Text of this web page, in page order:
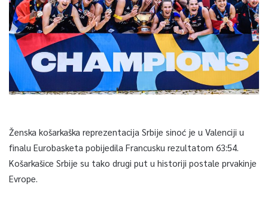
Ženska košarkaška reprezentacija Srbije sinoć je u Valenciji u
finalu Eurobasketa pobijedila Francusku rezultatom 63:54.
Košarkašice Srbije su tako drugi put u historiji postale prvakinje
Evrope.